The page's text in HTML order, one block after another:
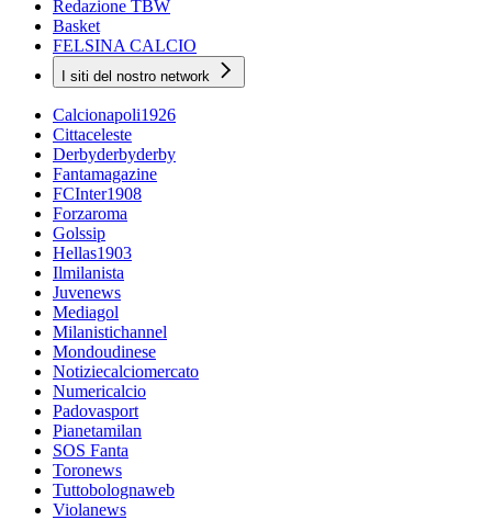
Redazione TBW
Basket
FELSINA CALCIO
I siti del nostro network
Calcionapoli1926
Cittaceleste
Derbyderbyderby
Fantamagazine
FCInter1908
Forzaroma
Golssip
Hellas1903
Ilmilanista
Juvenews
Mediagol
Milanistichannel
Mondoudinese
Notiziecalciomercato
Numericalcio
Padovasport
Pianetamilan
SOS Fanta
Toronews
Tuttobolognaweb
Violanews